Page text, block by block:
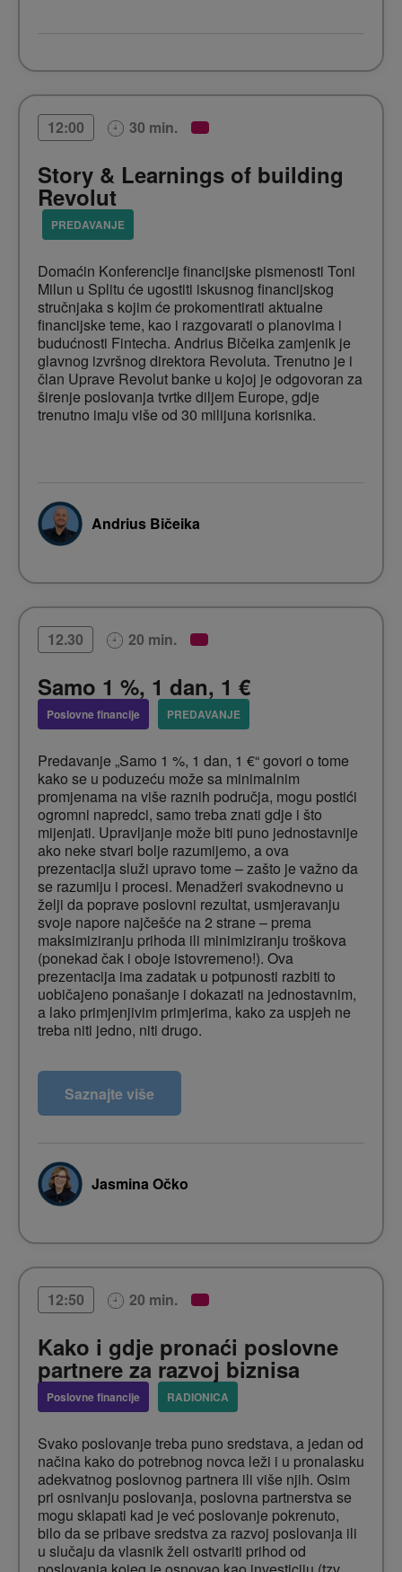
12:00 30 min.
Story & Learnings of building
Revolut
PREDAVANJE
Domaćin Konferencije financijske pismenosti Toni
Milun u Splitu će ugostiti iskusnog financijskog
stručnjaka s kojim će prokomentirati aktualne
financijske teme, kao i razgovarati o planovima i
budućnosti Fintecha. Andrius Bičeika zamjenik je
glavnog izvršnog direktora Revoluta. Trenutno je i
član Uprave Revolut banke u kojoj je odgovoran za
širenje poslovanja tvrtke diljem Europe, gdje
trenutno imaju više od 30 milijuna korisnika.
Andrius Bičeika
12.30 20 min.
Samo 1 %, 1 dan, 1 €
Poslovne financije PREDAVANJE
Predavanje „Samo 1 %, 1 dan, 1 €“ govori o tome
kako se u poduzeću može sa minimalnim
promjenama na više raznih područja, mogu postići
ogromni napredci, samo treba znati gdje i što
mijenjati. Upravljanje može biti puno jednostavnije
ako neke stvari bolje razumijemo, a ova
prezentacija služi upravo tome – zašto je važno da
se razumiju i procesi. Menadžeri svakodnevno u
želji da poprave poslovni rezultat, usmjeravanju
svoje napore najčešće na 2 strane – prema
maksimiziranju prihoda ili minimiziranju troškova
(ponekad čak i oboje istovremeno!). Ova
prezentacija ima zadatak u potpunosti razbiti to
uobičajeno ponašanje i dokazati na jednostavnim,
a lako primjenjivim primjerima, kako za uspjeh ne
treba niti jedno, niti drugo.
Pitanja na koje će ova tema dati odgovore:
– Kako poboljšati financijski rezultat poduzeća
– Zašto fokusiranje na prihode i troškove nije
dovoljno ili je čak pogrešno
– Zašto je sinergija ključna riječ za uspjeh
– Što je potrebno kako bi cijelo poduzeće
počelo na taj način razmišljati
Ishodi predavanja:
Upoznati ćete čaroliju brojeva – npr. kako 1%
promjene velikih brojeva (npr. prihoda) iznimno
povoljno utječe na promjene manjih brojeva
(npr.
može udvostručiti dobit)
Naučit ćete kako prepoznati mjesta na kojima
Saznajte više
Jasmina Očko
12:50 20 min.
Kako i gdje pronaći poslovne
partnere za razvoj biznisa
Poslovne financije RADIONICA
Svako poslovanje treba puno sredstava, a jedan od
načina kako do potrebnog novca leži i u pronalasku
adekvatnog poslovnog partnera ili više njih. Osim
pri osnivanju poslovanja, poslovna partnerstva se
mogu sklapati kad je već poslovanje pokrenuto,
bilo da se pribave sredstva za razvoj poslovanja ili
u slučaju da vlasnik želi ostvariti prihod od